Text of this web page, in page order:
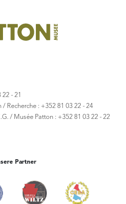
22 - 21
/ Recherche : +352 81 03 22 - 24
/ Musée Patton : +352 81 03 22 - 22
Partner